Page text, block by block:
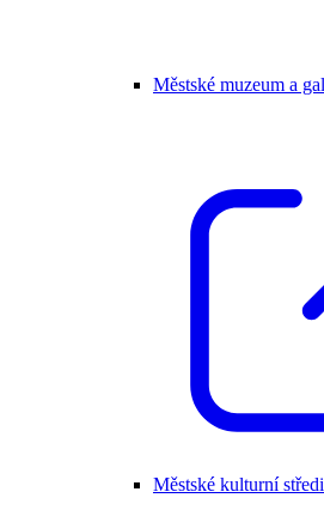
Městské muzeum a
Městské kulturní